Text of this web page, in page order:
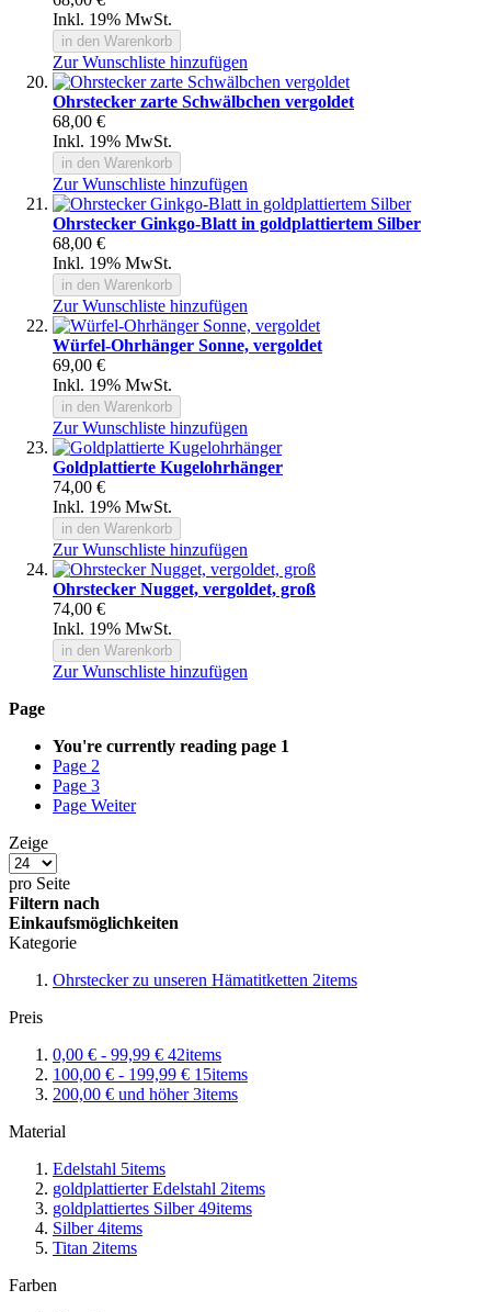
Inkl. 19% MwSt.
in den Warenkorb
Zur Wunschliste hinzufügen
Ohrstecker zarte Schwälbchen vergoldet
68,00 €
Inkl. 19% MwSt.
in den Warenkorb
Zur Wunschliste hinzufügen
Ohrstecker Ginkgo-Blatt in goldplattiertem Silber
68,00 €
Inkl. 19% MwSt.
in den Warenkorb
Zur Wunschliste hinzufügen
Würfel-Ohrhänger Sonne, vergoldet
69,00 €
Inkl. 19% MwSt.
in den Warenkorb
Zur Wunschliste hinzufügen
Goldplattierte Kugelohrhänger
74,00 €
Inkl. 19% MwSt.
in den Warenkorb
Zur Wunschliste hinzufügen
Ohrstecker Nugget, vergoldet, groß
74,00 €
Inkl. 19% MwSt.
in den Warenkorb
Zur Wunschliste hinzufügen
Page
You're currently reading page 1
Page 2
Page 3
Page Weiter
Zeige
pro Seite
Filtern nach
Einkaufsmöglichkeiten
Kategorie
Ohrstecker zu unseren Hämatitketten 2items
Preis
0,00 € - 99,99 € 42items
100,00 € - 199,99 € 15items
200,00 € und höher3items
Material
Edelstahl 5items
goldplattierter Edelstahl 2items
goldplattiertes Silber49items
Silber4items
Titan 2items
Farben